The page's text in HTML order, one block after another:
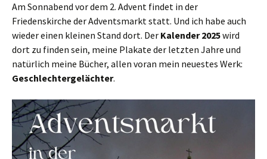
Am Sonnabend vor dem 2. Advent findet in der
Friedenskirche der Adventsmarkt statt. Und ich habe auch
wieder einen kleinen Stand dort. Der Kalender 2025wird
dort zu finden sein, meine Plakate der letzten Jahre und
natürlich meine Bücher, allen voran mein neuestes Werk:
Geschlechtergelächter.